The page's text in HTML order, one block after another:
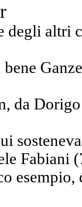
degli altri
da
Fabiani